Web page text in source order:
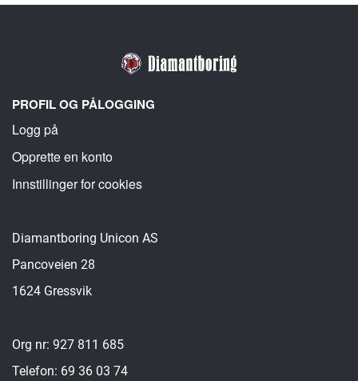
PROFIL OG PÅLOGGING
Logg på
Opprette en konto
Innstillinger for cookies
Diamantboring Unicon AS
Pancoveien 28
1624 Gressvik
Org nr: 927 811 685
Telefon: 69 36 03 74